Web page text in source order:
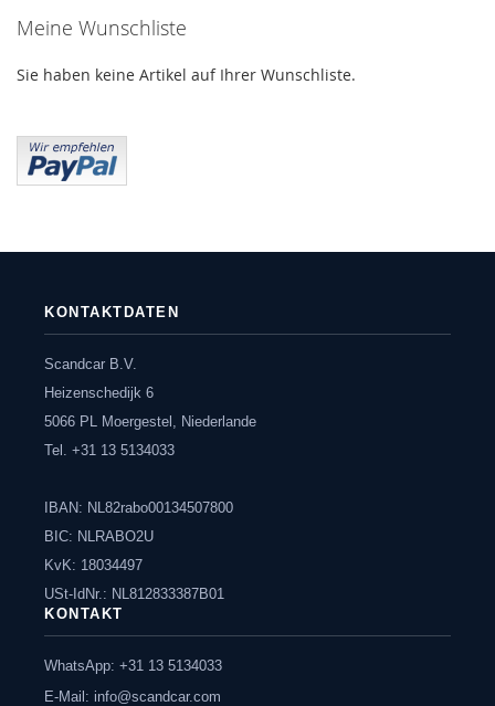
Meine Wunschliste
Sie haben keine Artikel auf Ihrer Wunschliste.
KONTAKTDATEN
Scandcar B.V.
Heizenschedijk 6
5066 PL Moergestel, Niederlande
Tel. +31 13 5134033
IBAN: NL82rabo00134507800
BIC: NLRABO2U
KvK: 18034497
USt-IdNr.: NL812833387B01
KONTAKT
WhatsApp: +31 13 5134033
E-Mail: info@scandcar.com